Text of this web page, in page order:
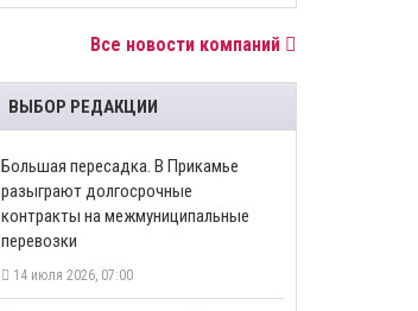
Все новости компаний
ВЫБОР РЕДАКЦИИ
Большая пересадка. В Прикамье
разыграют долгосрочные
контракты на межмуниципальные
перевозки
14 июля 2026, 07:00